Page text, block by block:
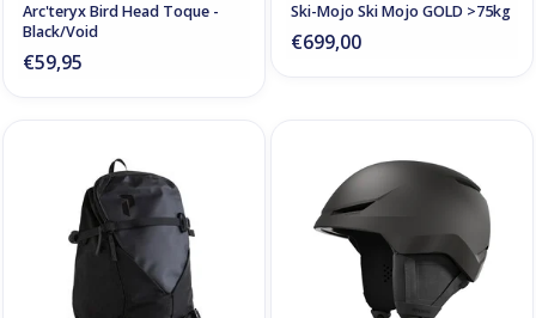
Arc'teryx Bird Head Toque -
Black/Void
€59,95
Ski-Mojo Ski Mojo GOLD >75kg
€699,00